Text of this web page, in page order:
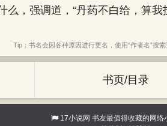
么，强调道，“丹药不白给，算我
Tip：书名会因各种原因进行更名，使用“作者名”搜索
书页/目录
17小说网 书友最值得收藏的网络